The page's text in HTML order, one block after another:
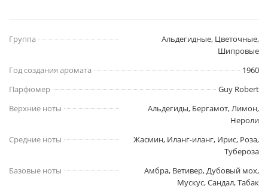
Группа
Альдегидные, Цветочные,
Шипровые
Год создания аромата
1960
Парфюмер
Guy Robert
Верхние ноты
Альдегиды, Бергамот, Лимон,
Нероли
Средние ноты
Жасмин, Иланг-иланг, Ирис, Роза,
Тубероза
Базовые ноты
Амбра, Ветивер, Дубовый мох,
Мускус, Сандал, Табак